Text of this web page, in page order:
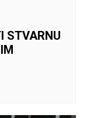
STVARNU